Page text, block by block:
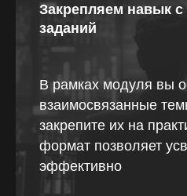
Закрепляем навык
заданий
В рамках модуля вы
взаимосвязанные
закрепите их на
формат позволяет
эффективно